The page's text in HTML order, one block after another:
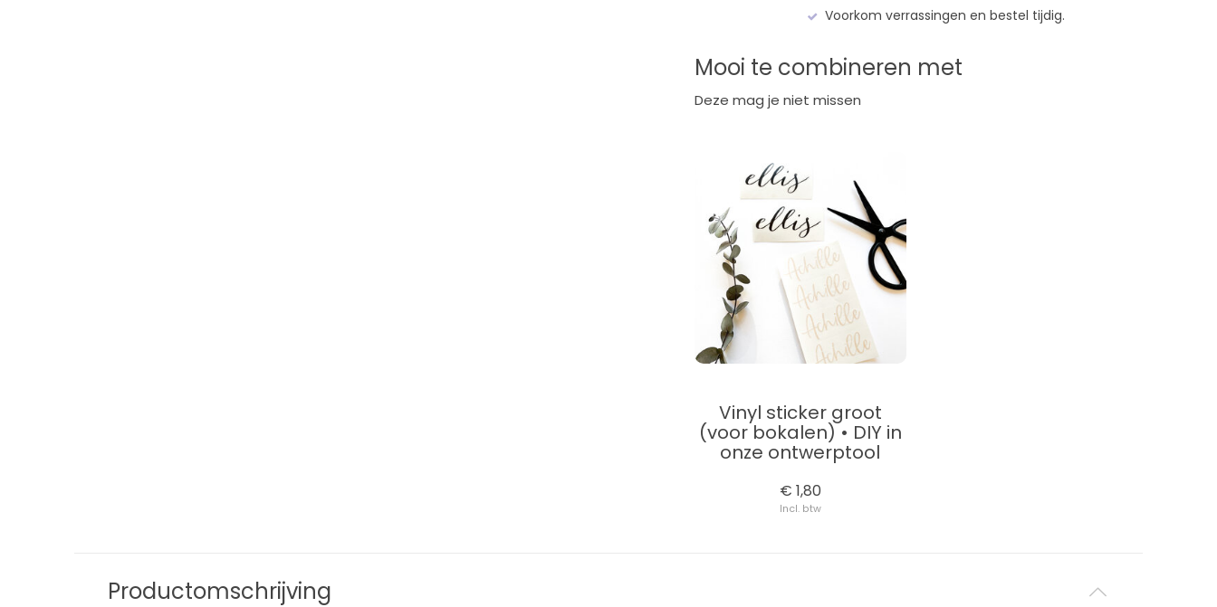
Voorkom verrassingen en bestel tijdig.
Mooi te combineren met
Deze mag je niet missen
Vinyl sticker groot
(voor bokalen) • DIY in
onze ontwerptool
€ 1,80
Incl. btw
Productomschrijving